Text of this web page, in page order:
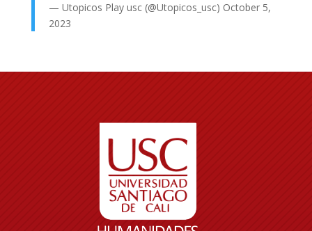
— Utopicos Play usc (@Utopicos_usc) October 5,
2023